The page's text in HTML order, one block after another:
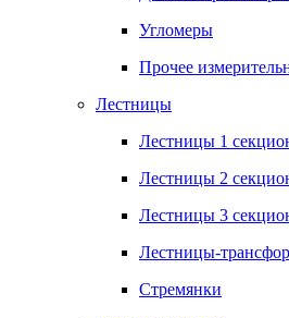
Угломеры
Прочее
Лестницы
Лестницы 1
Лестницы 2
Лестницы 3
Лестницы-
Стремянки